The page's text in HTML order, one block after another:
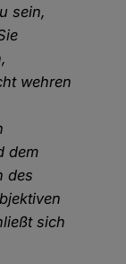
sein,
wehren
dem
des
sich